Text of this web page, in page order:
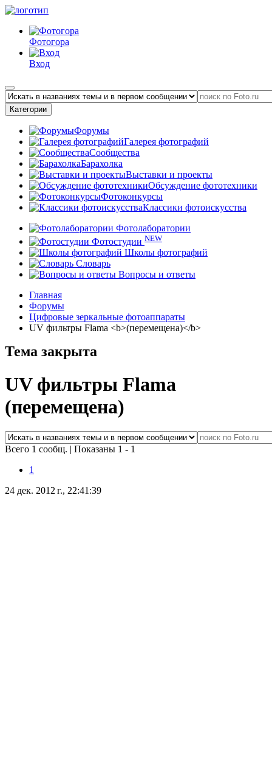
Фотогора
Вход
Категории
Форумы
Галерея фотографий
Сообщества
Барахолка
Выставки и проекты
Обсуждение фототехники
Фотоконкурсы
Классики фотоискусства
Фотолаборатории
Фотостудии NEW
Школы фотографий
Словарь
Вопросы и ответы
Главная
Форумы
Цифровые зеркальные фотоаппараты
UV фильтры Flama <b>(перемещена)</b>
Тема закрыта
UV фильтры Flama
(перемещена)
Всего 1 сообщ. | Показаны 1 - 1
1
24 дек. 2012 г., 22:41:39